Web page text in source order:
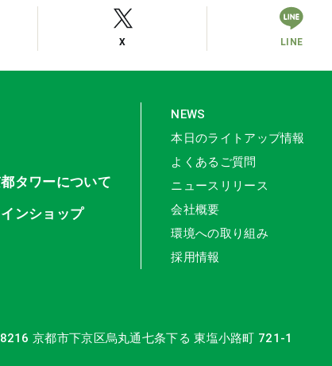
X LINE
タワーについて
ンショップ
NEWS
本日のライトアップ情報
よくあるご質問
ニュースリリース
会社概要
環境への取り組み
採用情報
京都市下京区烏丸通七条下る 東塩小路町 721-1